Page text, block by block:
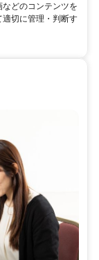
どのコンテンツを
切に管理・判断す